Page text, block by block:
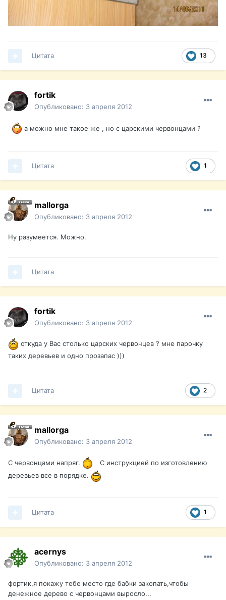
13
Цитата
fortik
Опубликовано: 3 апреля 2012
а можно мне такое же , но с царскими червонцами ?
1
Цитата
mallorga
Опубликовано: 3 апреля 2012
Ну разумеется. Можно.
Цитата
fortik
Опубликовано: 3 апреля 2012
откуда у Вас столько царских червонцев ? мне парочку
таких деревьев и одно прозапас )))
2
Цитата
mallorga
Опубликовано: 3 апреля 2012
С червонцами напряг.
С инструкцией по изготовлению
деревьев все в порядке.
1
Цитата
acernys
Опубликовано: 3 апреля 2012
фортик,я покажу тебе место где бабки закопать,чтобы
денежное дерево с червонцами выросло...